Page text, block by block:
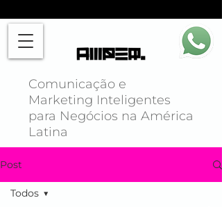
Comunicação e
Marketing Inteligentes
para Negócios na América
Latina
Post
Todos